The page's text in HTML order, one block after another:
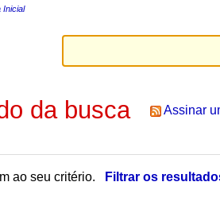
Inicial
da busca Assinar
ao seu critério.
Filtrar os